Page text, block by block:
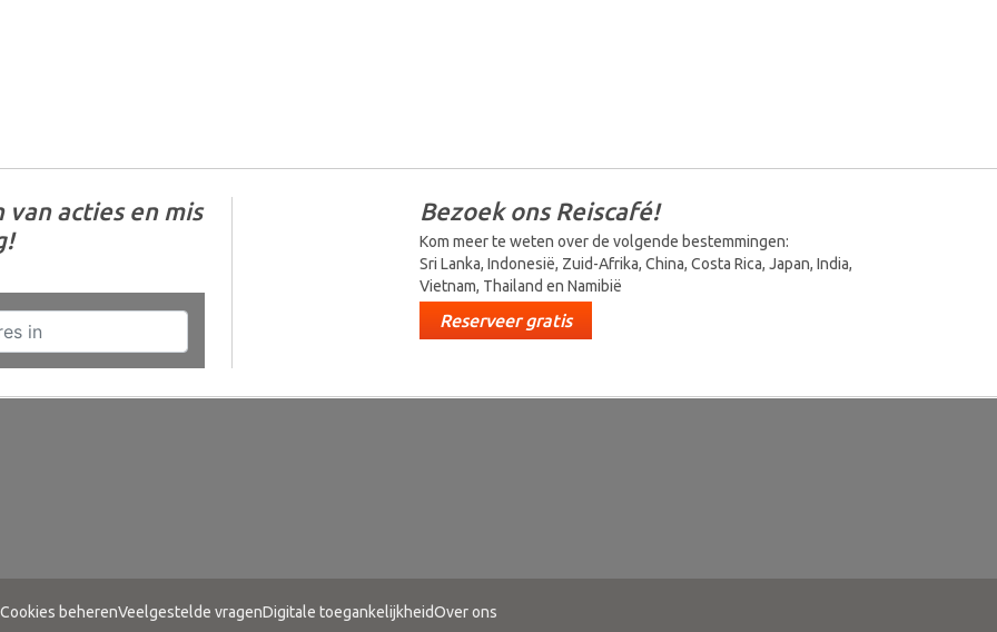
acties en mis
Bezoek ons Reiscafé!
Kom meer te weten over de volgende bestemmingen:
Sri Lanka, Indonesië, Zuid-Afrika, China, Costa Rica, Japan, India,
Vietnam, Thailand en Namibië
Reserveer gratis
Cookies beherenVeelgestelde vragenDigitale toegankelijkheidOver ons